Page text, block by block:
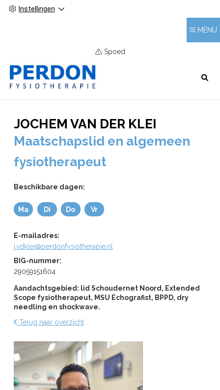
Instellingen
Spoed
MENU
JOCHEM VAN DER KLEI
Maatschapslid en algemeen
fysiotherapeut
Beschikbare dagen:
Maandag
Ma
Dinsdag
Di
Donderdag
Do
Vrijdag
Vr
E-mailadres:
j.vdklei@perdonfysiotherapie.nl
BIG-nummer:
29059151604
Aandachtsgebied: lid Schoudernet Noord, Extended
Scope fysiotherapeut, MSU Echografist, BPPD, dry
needling en shockwave.
Terug naar overzicht